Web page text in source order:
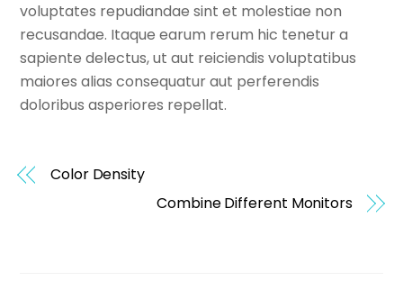
voluptates repudiandae sint et molestiae non
recusandae. Itaque earum rerum hic tenetur a
sapiente delectus, ut aut reiciendis voluptatibus
maiores alias consequatur aut perferendis
doloribus asperiores repellat.
Color Density
Combine Different Monitors